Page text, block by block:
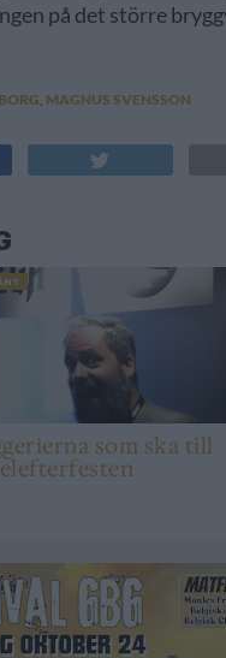
på det större
MAGNUS SVENSSON
som ska till